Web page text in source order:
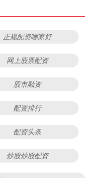
正规配资哪家好
网上股票配资
股市融资
配资排行
配资头条
炒股炒股配资